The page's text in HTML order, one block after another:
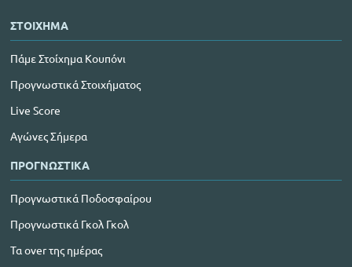
ΣΤΟΙΧΗΜΑ
Πάμε Στοίχημα Κουπόνι
Προγνωστικά Στοιχήματος
Live Score
Αγώνες Σήμερα
ΠΡΟΓΝΩΣΤΙΚΑ
Προγνωστικά Ποδοσφαίρου
Προγνωστικά Γκολ Γκολ
Τα over της ημέρας